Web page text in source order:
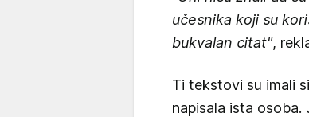
učesnika koji su
bukvalan citat",
Ti tekstovi su imali
napisala ista